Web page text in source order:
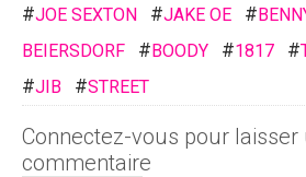
#JOE SEXTON #JAKE OE #
BEIERSDORF
#BOODY #1817 #
#JIB #STREET
Connectez-vous pour laisser
commentaire